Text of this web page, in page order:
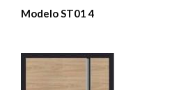
Modelo ST01 4